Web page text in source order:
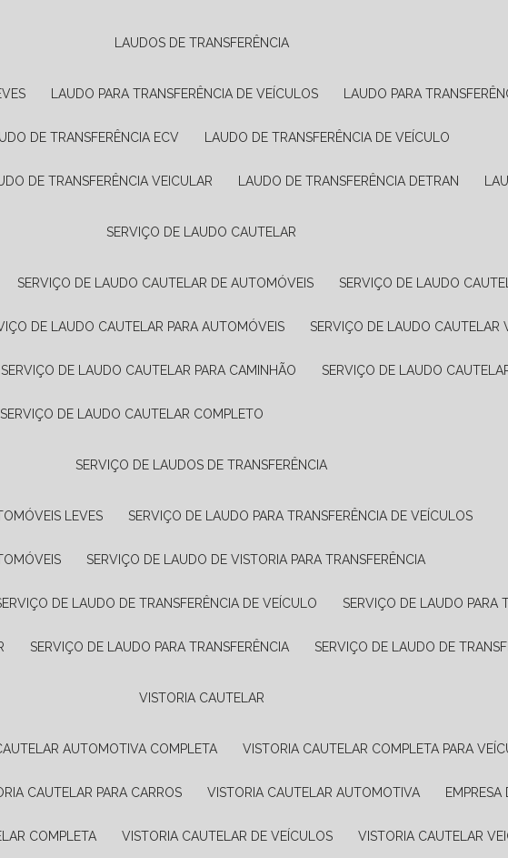
LAUDOS DE TRANSFERÊNCIA
LAUDO PARA TRANSFERÊNCIA DE VEÍCULOS LAUDO PARA
DE TRANSFERÊNCIA ECV LAUDO DE TRANSFERÊNCIA DE VEÍCULO
DE TRANSFERÊNCIA VEICULAR LAUDO DE TRANSFERÊNCIA DETRAN
SERVIÇO DE LAUDO CAUTELAR
SERVIÇO DE LAUDO CAUTELAR DE AUTOMÓVEIS SERVIÇO DE LAUDO
DE LAUDO CAUTELAR PARA AUTOMÓVEIS SERVIÇO DE LAUDO CAUTELAR
SERVIÇO DE LAUDO CAUTELAR PARA CAMINHÃO SERVIÇO DE LAUDO
SERVIÇO DE LAUDO CAUTELAR COMPLETO
SERVIÇO DE LAUDOS DE TRANSFERÊNCIA
LEVES SERVIÇO DE LAUDO PARA TRANSFERÊNCIA DE VEÍCULOS
SERVIÇO DE LAUDO DE VISTORIA PARA TRANSFERÊNCIA
SERVIÇO DE LAUDO DE TRANSFERÊNCIA DE VEÍCULO SERVIÇO DE LAUDO PARA
SERVIÇO DE LAUDO PARA TRANSFERÊNCIA SERVIÇO DE LAUDO DE
VISTORIA CAUTELAR
AUTOMOTIVA COMPLETA VISTORIA CAUTELAR COMPLETA PARA
CAUTELAR PARA CARROS VISTORIA CAUTELAR AUTOMOTIVA
COMPLETA VISTORIA CAUTELAR DE VEÍCULOS VISTORIA CAUTELAR